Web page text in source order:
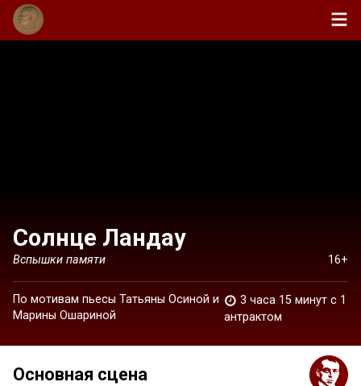
Солнце Ландау
Вспышки памяти 16+
По мотивам пьесы Татьяны Осиной и
Марины Ошариной
3 часа 15 минут c 1
антрактом
Основная сцена